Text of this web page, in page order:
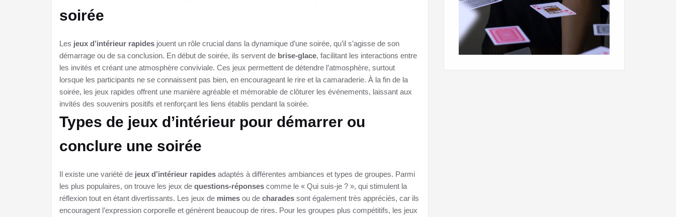
soirée
Les jeux d’intérieur rapides jouent un rôle crucial dans la dynamique d’une soirée, qu’il s’agisse de son
démarrage ou de sa conclusion. En début de soirée, ils servent de brise-glace, facilitant les interactions entre
les invités et créant une atmosphère conviviale. Ces jeux permettent de détendre l’atmosphère, surtout
lorsque les participants ne se connaissent pas bien, en encourageant le rire et la camaraderie. À la fin de la
soirée, les jeux rapides offrent une manière agréable et mémorable de clôturer les événements, laissant aux
invités des souvenirs positifs et renforçant les liens établis pendant la soirée.
Types de jeux d’intérieur pour démarrer ou
conclure une soirée
Il existe une variété de jeux d’intérieur rapides adaptés à différentes ambiances et types de groupes. Parmi
les plus populaires, on trouve les jeux de questions-réponses comme le « Qui suis-je ? », qui stimulent la
réflexion tout en étant divertissants. Les jeux de mimes ou de charades sont également très appréciés, car ils
encouragent l’expression corporelle et génèrent beaucoup de rires. Pour les groupes plus compétitifs, les jeux